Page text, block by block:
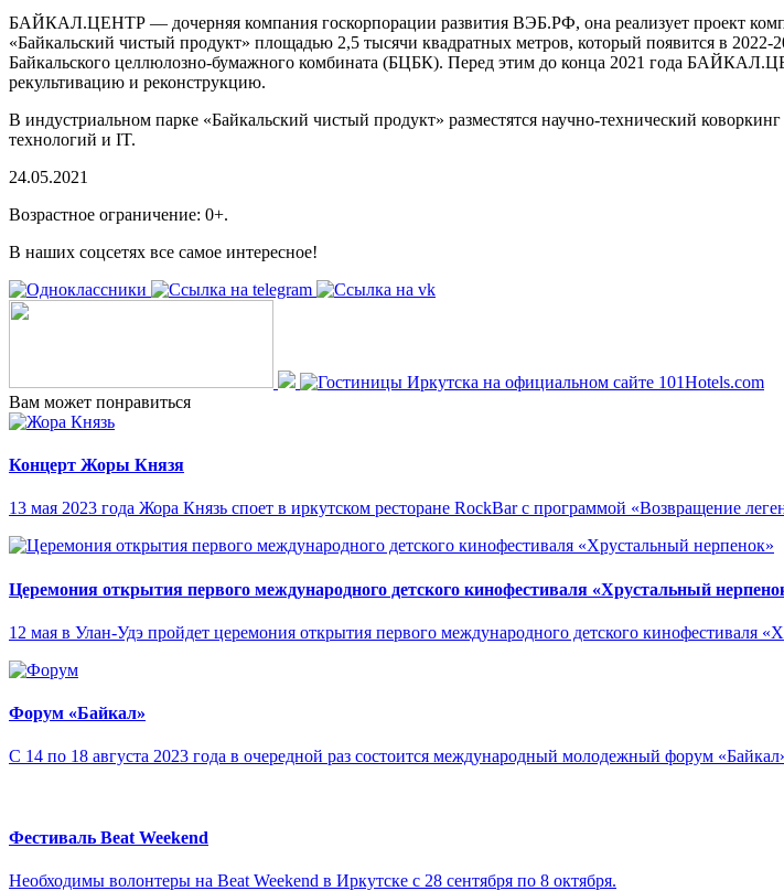
БАЙКАЛ.ЦЕНТР — дочерняя компания госкорпорации развития ВЭБ.РФ, она реализует проект
«Байкальский чистый продукт» площадью 2,5 тысячи квадратных метров, который появится в
Байкальского целлюлозно-бумажного комбината (БЦБК). Перед этим до конца 2021 года
рекультивацию и реконструкцию.
В индустриальном парке «Байкальский чистый продукт» разместятся научно-технический
технологий и IT.
24.05.2021
Возрастное ограничение: 0+.
В наших соцсетях все самое интересное!
Вам может понравиться
Концерт Жоры Князя
13 мая 2023 года Жора Князь споет в иркутском ресторане RockBar с программой «Возвращение
Церемония открытия первого международного детского кинофестиваля «Хрустальный
12 мая в Улан-Удэ пройдет церемония открытия первого международного детского кинофестиваля
Форум «Байкал»
С 14 по 18 августа 2023 года в очередной раз состоится международный молодежный форум
Фестиваль Beat Weekend
Необходимы волонтеры на Beat Weekend в Иркутске с 28 сентября по 8 октября.